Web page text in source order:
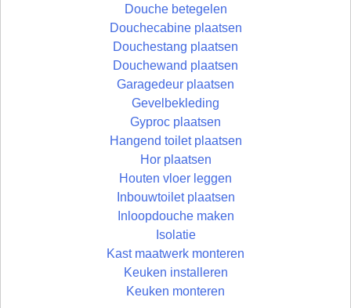
Douche betegelen
Douchecabine plaatsen
Douchestang plaatsen
Douchewand plaatsen
Garagedeur plaatsen
Gevelbekleding
Gyproc plaatsen
Hangend toilet plaatsen
Hor plaatsen
Houten vloer leggen
Inbouwtoilet plaatsen
Inloopdouche maken
Isolatie
Kast maatwerk monteren
Keuken installeren
Keuken monteren